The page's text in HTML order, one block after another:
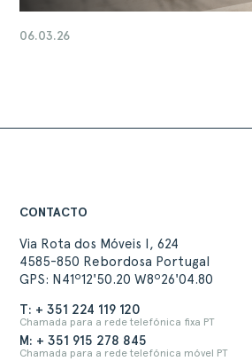
06.03.26
CONTACTO
Via Rota dos Móveis I, 624
4585-850 Rebordosa Portugal
GPS: N41º12'50.20 W8º26'04.80
T: + 351 224 119 120
Chamada para a rede telefónica fixa PT
M: + 351 915 278 845
Chamada para a rede telefónica móvel PT